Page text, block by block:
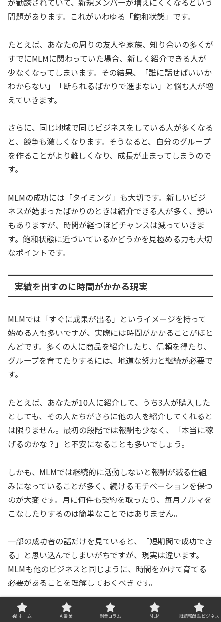
問題があります。これがいわゆる「飽和状態」です。
たとえば、あなたの周りの友人や家族、知り合いの多くが
すでにMLMに関わっていた場合、新しく紹介できる人が
少なくなってしまいます。その結果、「誰に話せばいいか
わからない」「断られるばかりで進まない」と悩む人が増
えていきます。
さらに、同じ地域で同じビジネスをしている人が多くなる
と、競争も激しくなります。そうなると、自分のグループ
を作ることがより難しくなり、成長が止まってしまうので
す。
MLMの成功には「タイミング」も大切です。新しいビジ
ネスが始まったばかりのときは紹介できる人が多く、勢い
もありますが、時間が経つほどチャンスは減っていきま
す。飽和状態に近づいているかどうかを見極める力も大切
なポイントです。
実績を出すのに時間がかかる現実
MLMでは「すぐに成果が出る」というイメージを持って
始める人も多いですが、実際には時間がかかることがほと
んどです。多くの人に商品を紹介したり、信頼を得たり、
グループを育てたりするには、地道な努力と継続が必要で
す。
たとえば、あなたが10人に紹介して、うち3人が購入した
としても、その人たちがさらに他の人を紹介してくれると
は限りません。最初の段階では報酬も少なく、「本当に稼
げるのかな？」と不安になることも多いでしょう。
しかも、MLMでは継続的に活動しないと報酬が減る仕組
みになっていることが多く、続けるモチベーションを保つ
のが大変です。月に何件も契約を取ったり、毎月ノルマを
こなしたりするのは簡単なことではありません。
一部の成功者の話だけを見ていると、「短期間で成功でき
る」と思い込んでしまいがちですが、現実は違います。
MLMも他のビジネスと同じように、時間をかけて育てる
必要があることを理解しておくべきです。
MLMは“副業”に向いているのか？
ホーム AI副業 副業コラム MLM 継続報酬型ビジネス